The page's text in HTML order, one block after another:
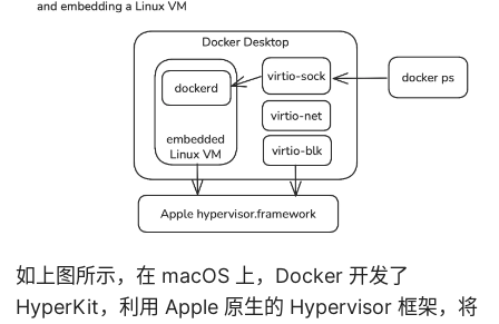
如上图所示，在 macOS 上，Docker 开发了
HyperKit，利用 Apple 原生的 Hypervisor 框架，将